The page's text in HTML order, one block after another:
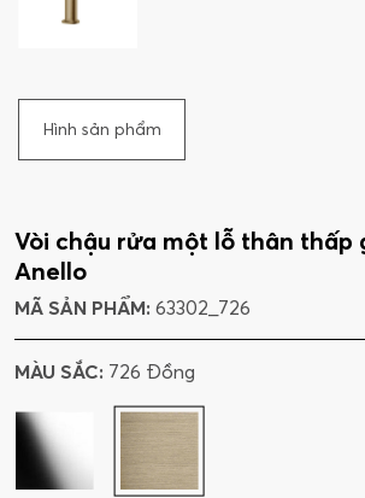
Hình sản phẩm
Vòi chậu rửa một lỗ thân thấp
Anello
MÃ SẢN PHẨM: 63302_726
MÀU SẮC: 726 Đồng